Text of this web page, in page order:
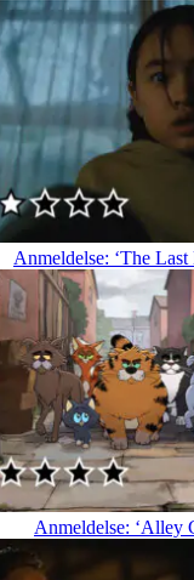
Anmeldelse: ‘The Last
Anmeldelse: ‘Alley